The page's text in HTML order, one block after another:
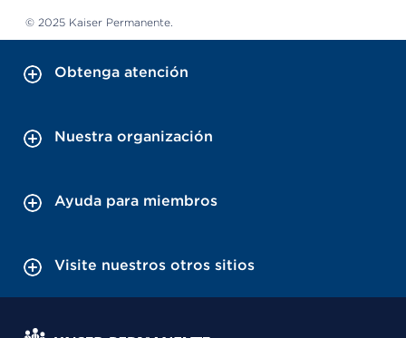
© 2025 Kaiser Permanente.
Obtenga atención
Nuestra organización
Ayuda para miembros
Visite nuestros otros sitios